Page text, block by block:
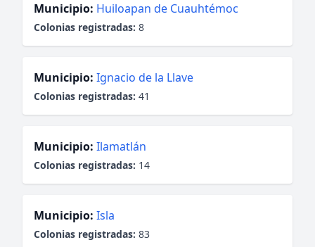
Municipio: Huiloapan de Cuauhtémoc
Colonias registradas: 8
Municipio: Ignacio de la Llave
Colonias registradas: 41
Municipio: Ilamatlán
Colonias registradas: 14
Municipio: Isla
Colonias registradas: 83